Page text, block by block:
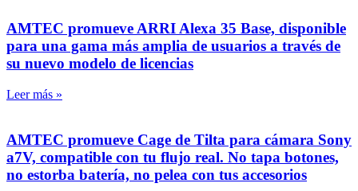
AMTEC promueve ARRI Alexa 35 Base, disponible
para una gama más amplia de usuarios a través de
su nuevo modelo de licencias
Leer más »
AMTEC promueve Cage de Tilta para cámara Sony
a7V, compatible con tu flujo real. No tapa botones,
no estorba batería, no pelea con tus accesorios